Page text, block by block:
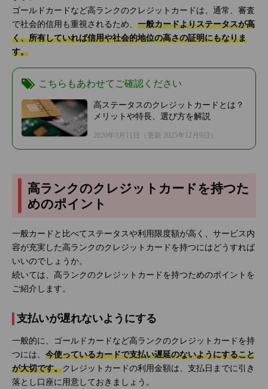
ゴールドカードなど高ランクのクレジットカードは、通常、審査
で社会的信用も重視されるため、 一般カードよりステータスが高
く、所有していれば信用や社会的地位の高さの証明にもなりま
す。
こちらもあわせてご確認ください
高ステータスのクレジットカードとは？
メリットや特長、選び方を解説
2020年3月11日 （更新 2025年12月9日）
高ランクのクレジットカードを持つた
めのポイント
一般カードと比べてステータスや利用限度額が高く、サービス内
容が充実した高ランクのクレジットカードを持つにはどうすれば
いいのでしょうか。
続いては、高ランクのクレジットカードを持つためのポイントを
ご紹介します。
支払いが遅れないようにする
一般的に、ゴールドカードなど高ランクのクレジットカードを持
つには、 今使っているカードで支払い遅延のないようにすること
が大切です。クレジットカードの利用金額は、支払日までに引き
落とし口座に用意しておきましょう。